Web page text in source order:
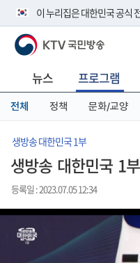
이 누리집은 대한민국 공식
공식 누리집 주소 확인하기
니다.
이밖에 or.kr 또는 .kr등 다른
서 도메인 주소를 확인해 보세요
KTV 국민방송
뉴스 프로그램
전체 정책 문화/교양
생방송 대한민국 1부
생방송 대한민국 1
등록일 : 2023.07.05 12:34